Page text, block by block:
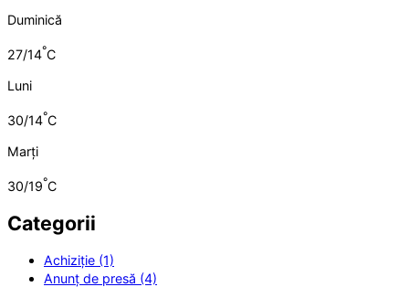
Duminică
27/14°C
Luni
30/14°C
Marți
30/19°C
Categorii
Achiziție (1)
Anunț de presă (4)